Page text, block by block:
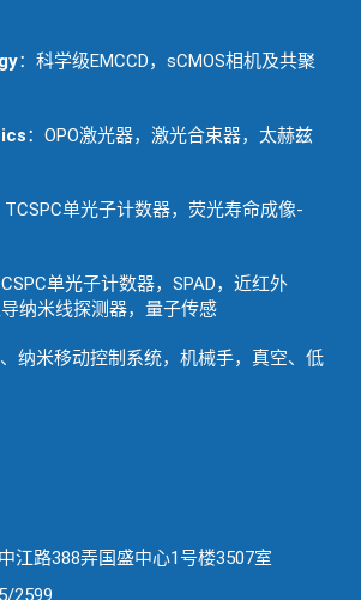
：科学级EMCCD，sCMOS相机及共聚
：OPO激光器，激光合束器，太赫兹
TCSPC单光子计数器，荧光寿命成像-
单光子计数器，SPAD，近红外
导纳米线探测器，量子传感
纳米移动控制系统，机械手，真空、低
江路388弄国盛中心1号楼3507室
2599